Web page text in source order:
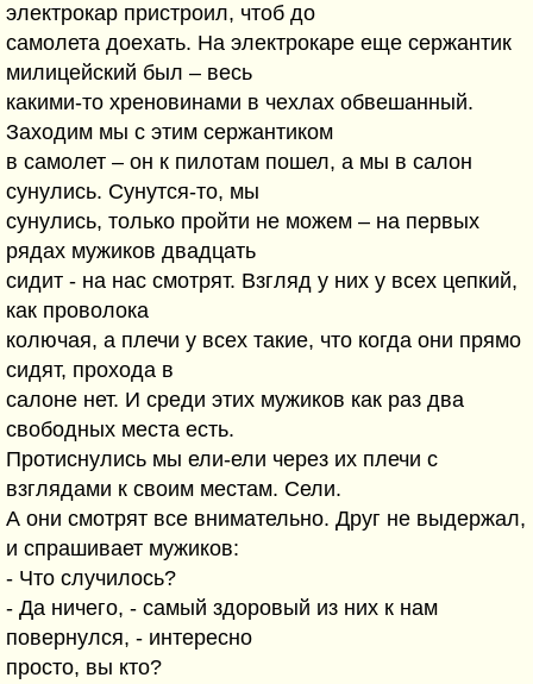
электрокар пристроил, чтоб до
самолета доехать. На электрокаре еще сержантик
милицейский был – весь
какими-то хреновинами в чехлах обвешанный.
Заходим мы с этим сержантиком
в самолет – он к пилотам пошел, а мы в салон
сунулись. Сунутся-то, мы
сунулись, только пройти не можем – на первых
рядах мужиков двадцать
сидит - на нас смотрят. Взгляд у них у всех цепкий,
как проволока
колючая, а плечи у всех такие, что когда они прямо
сидят, прохода в
салоне нет. И среди этих мужиков как раз два
свободных места есть.
Протиснулись мы ели-ели через их плечи с
взглядами к своим местам. Сели.
А они смотрят все внимательно. Друг не выдержал,
и спрашивает мужиков:
- Что случилось?
- Да ничего, - самый здоровый из них к нам
повернулся, - интересно
просто, вы кто?